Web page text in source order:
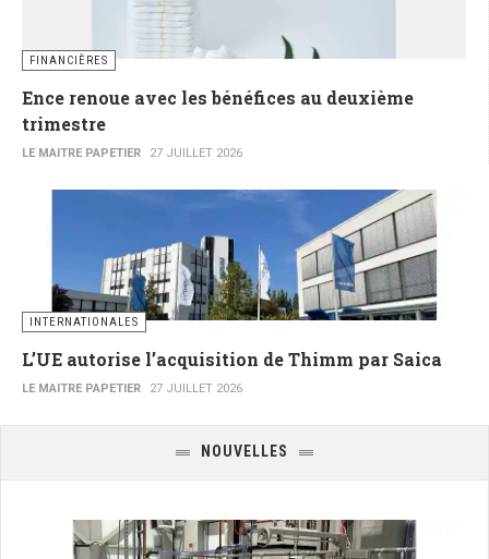
FINANCIÈRES
Ence renoue avec les bénéfices au deuxième
trimestre
LE MAITRE PAPETIER 27 JUILLET 2026
INTERNATIONALES
L’UE autorise l’acquisition de Thimm par Saica
LE MAITRE PAPETIER 27 JUILLET 2026
NOUVELLES